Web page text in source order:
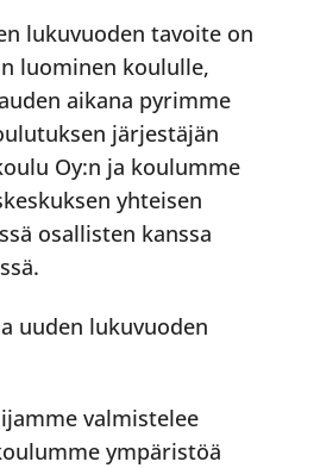
lukuvuoden tavoite on
luominen koululle,
aikana pyrimme
järjestäjän
Oy:n ja koulumme
yhteisen
osallisten kanssa
uuden lukuvuoden
valmistelee
ympäristöä